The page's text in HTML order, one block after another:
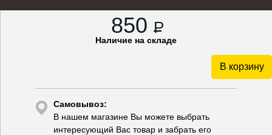
850 P
Наличие на складе
В корзину
Самовывоз:
В нашем магазине Вы можете выбрать
интересующий Вас товар и забрать его